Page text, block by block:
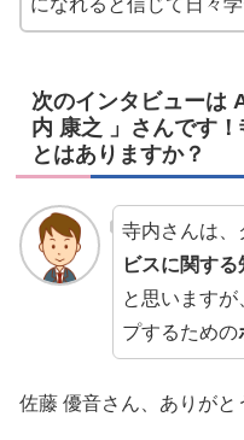
次のインタビューは
内 康之 」さんです
とはありますか？
寺内さんは、
ビスに関する
と思います
プするための
佐藤 優音さん、ありがと